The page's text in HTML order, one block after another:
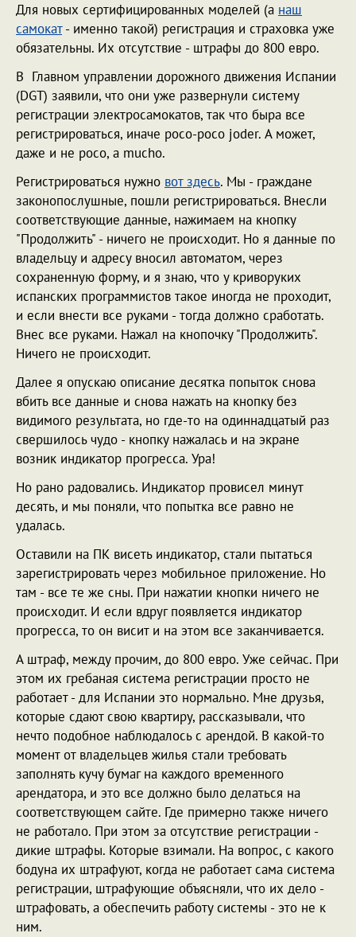
Для новых сертифицированных моделей (а наш
самокат- именно такой) регистрация и страховка уже
обязательны. Их отсутствие - штрафы до 800 евро.
В Главном управлении дорожного движения Испании
(DGT) заявили, что они уже развернули систему
регистрации электросамокатов, так что быра все
регистрироваться, иначе poco-poco joder. А может,
даже и не poco, а mucho.
Регистрироваться нужно вот здесь. Мы - граждане
законопослушные, пошли регистрироваться. Внесли
соответствующие данные, нажимаем на кнопку
"Продолжить" - ничего не происходит. Но я данные по
владельцу и адресу вносил автоматом, через
сохраненную форму, и я знаю, что у криворуких
испанских программистов такое иногда не проходит,
и если внести все руками - тогда должно сработать.
Внес все руками. Нажал на кнопочку "Продолжить".
Ничего не происходит.
Далее я опускаю описание десятка попыток снова
вбить все данные и снова нажать на кнопку без
видимого результата, но где-то на одиннадцатый раз
свершилось чудо - кнопку нажалась и на экране
возник индикатор прогресса. Ура!
Но рано радовались. Индикатор провисел минут
десять, и мы поняли, что попытка все равно не
удалась.
Оставили на ПК висеть индикатор, стали пытаться
зарегистрировать через мобильное приложение. Но
там - все те же сны. При нажатии кнопки ничего не
происходит. И если вдруг появляется индикатор
прогресса, то он висит и на этом все заканчивается.
А штраф, между прочим, до 800 евро. Уже сейчас. При
этом их гребаная система регистрации просто не
работает - для Испании это нормально. Мне друзья,
которые сдают свою квартиру, рассказывали, что
нечто подобное наблюдалось с арендой. В какой-то
момент от владельцев жилья стали требовать
заполнять кучу бумаг на каждого временного
арендатора, и это все должно было делаться на
соответствующем сайте. Где примерно также ничего
не работало. При этом за отсутствие регистрации -
дикие штрафы. Которые взимали. На вопрос, с какого
бодуна их штрафуют, когда не работает сама система
регистрации, штрафующие объясняли, что их дело -
штрафовать, а обеспечить работу системы - это не к
ним.